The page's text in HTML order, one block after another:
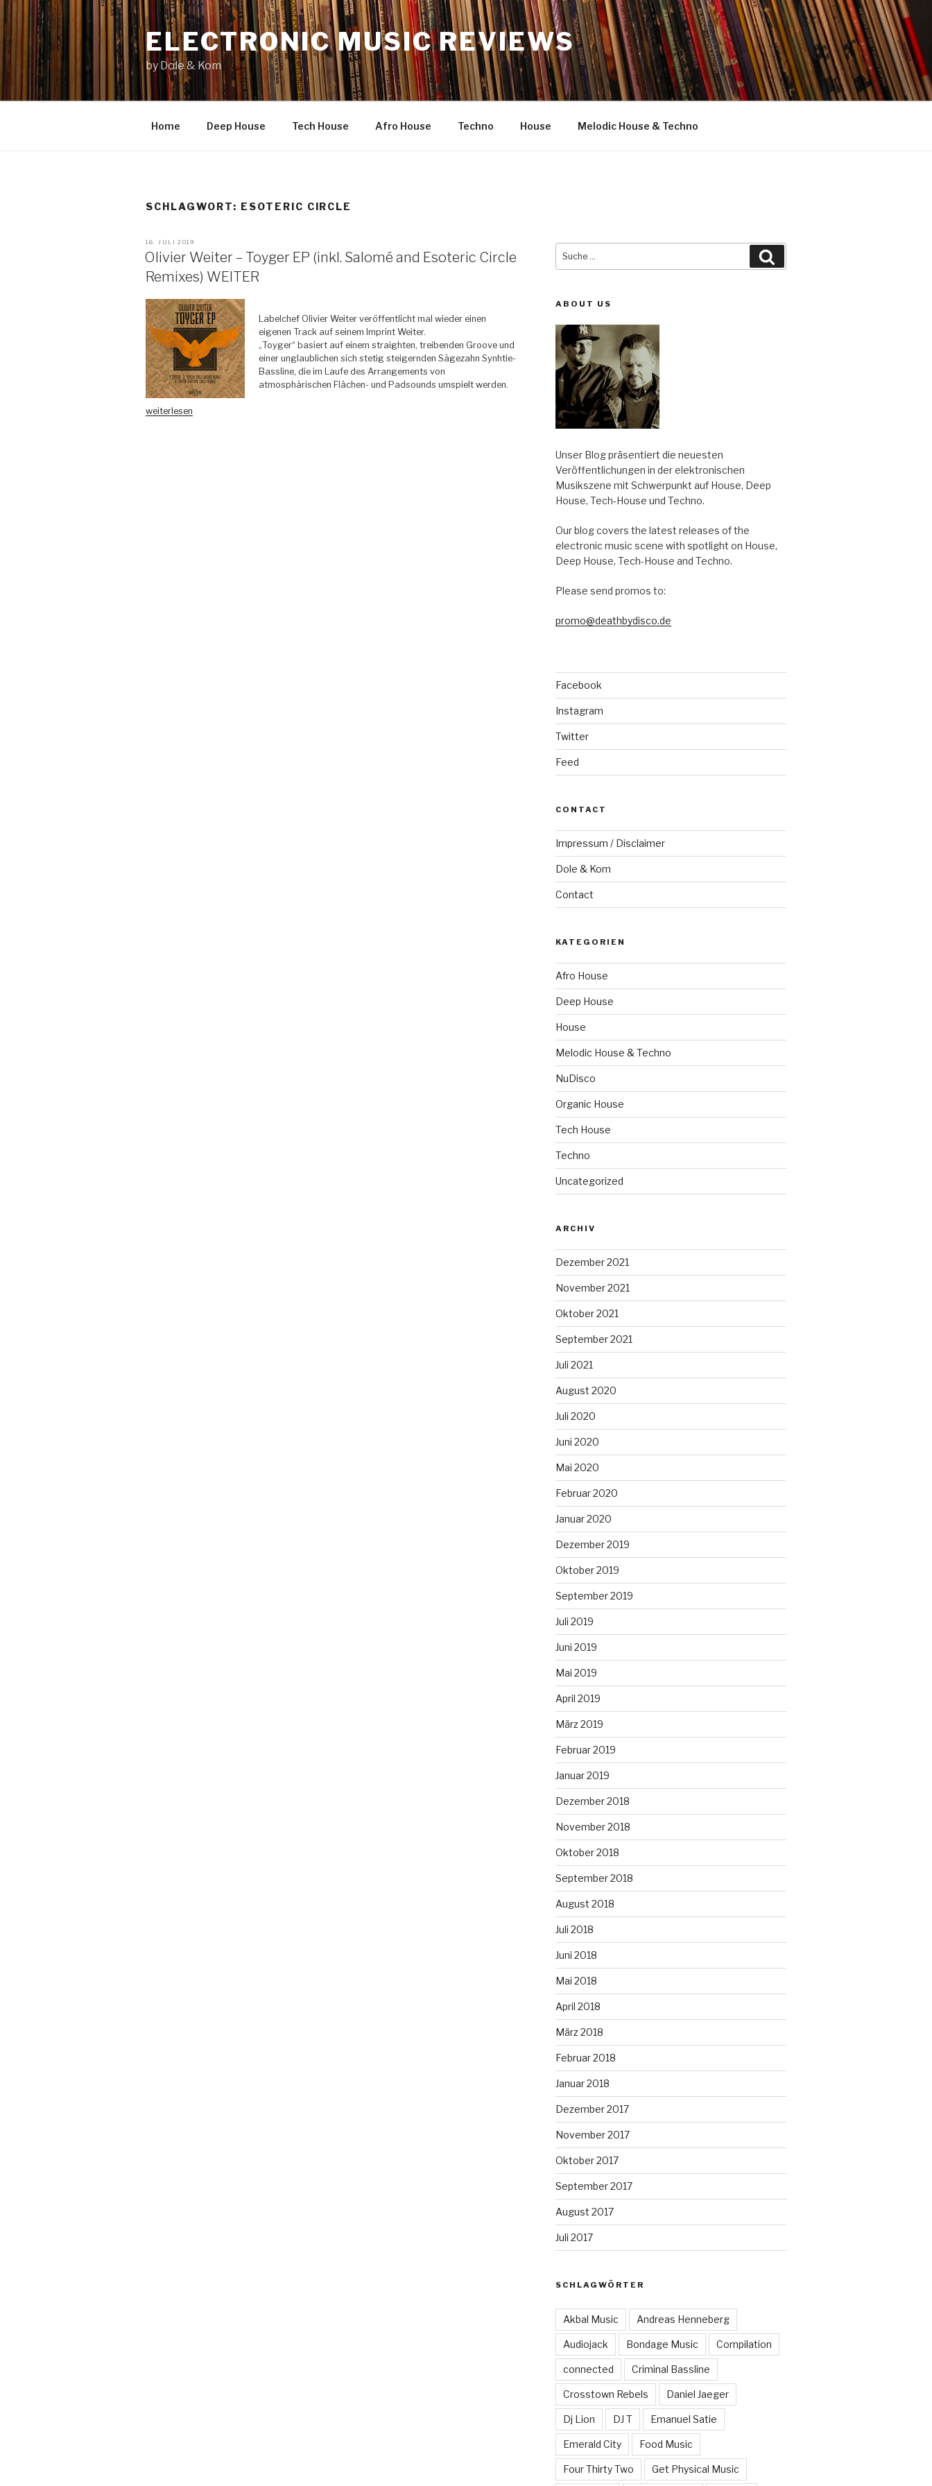
springen
ELECTRONIC MUSIC REVIEWS
by Dole & Kom
Home Deep House Tech House Afro House Techno House Melodic House & Techno
SCHLAGWORT: ESOTERIC CIRCLE
VERÖFFENTLICHT
AM
16. JULI 2019
Olivier Weiter – Toyger EP (inkl. Salomé and Esoteric Circle
Remixes) WEITER
Labelchef Olivier Weiter veröffentlicht mal wieder einen
eigenen Track auf seinem Imprint Weiter.
„Toyger“ basiert auf einem straighten, treibenden Groove und
einer unglaublichen sich stetig steigernden Sägezahn Synhtie-
Bassline, die im Laufe des Arrangements von
atmosphärischen Flächen- und Padsounds umspielt werden.
„Olivier
weiterlesen
Suche
ABOUT US
Unser Blog präsentiert die neuesten
Veröffentlichungen in der elektronischen
Musikszene mit Schwerpunkt auf House, Deep
House, Tech-House und Techno.
Our blog covers the latest releases of the
electronic music scene with spotlight on House,
Deep House, Tech-House and Techno.
Please send promos to:
promo@deathbydisco.de
Facebook
Instagram
Twitter
Feed
CONTACT
Impressum / Disclaimer
Dole & Kom
Contact
KATEGORIEN
Afro House
Deep House
House
Melodic House & Techno
NuDisco
Organic House
Tech House
Techno
Uncategorized
ARCHIV
Dezember 2021
November 2021
Oktober 2021
September 2021
Juli 2021
August 2020
Juli 2020
Juni 2020
Mai 2020
Februar 2020
Januar 2020
Dezember 2019
Oktober 2019
September 2019
Juli 2019
Juni 2019
Mai 2019
April 2019
März 2019
Februar 2019
Januar 2019
Dezember 2018
November 2018
Oktober 2018
September 2018
August 2018
Juli 2018
Juni 2018
Mai 2018
April 2018
März 2018
Februar 2018
Januar 2018
Dezember 2017
November 2017
Oktober 2017
September 2017
August 2017
Juli 2017
SCHLAGWÖRTER
Akbal Music Andreas Henneberg
Audiojack Bondage Music Compilation
connected Criminal Bassline
Crosstown Rebels Daniel Jaeger
Dj Lion DJ T Emanuel Satie
Emerald City Food Music
Four Thirty Two Get Physical Music